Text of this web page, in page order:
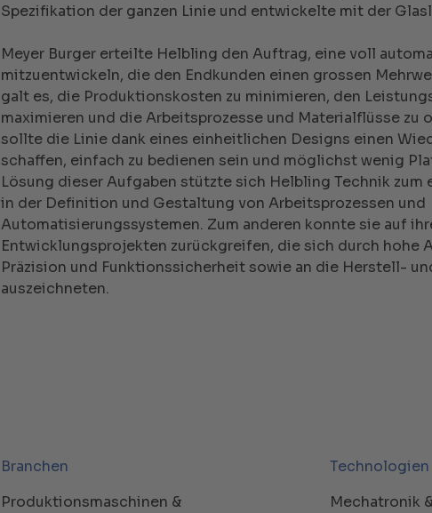
Spezifikation der ganzen Linie und entwickelte mit der
Meyer Burger erteilte Helbling den Auftrag, eine voll
mitzuentwickeln, die den Endkunden einen grossen
galt es, die Produktionskosten zu minimieren, den
maximieren und die Arbeitsprozesse und Materialflüsse zu
sollte die Linie dank eines einheitlichen Designs einen
schaffen, einfach zu bedienen sein und möglichst wenig
Lösung dieser Aufgaben stützte sich Helbling Technik zum
in der Definition und Gestaltung von Arbeitsprozessen und
Automatisierungssystemen. Zum anderen konnte sie auf
Entwicklungsprojekten zurückgreifen, die sich durch hohe
Präzision und Funktionssicherheit sowie an die Herstell-
auszeichneten.
Branchen
Produktionsmaschinen &
Technologien
Mechatronik